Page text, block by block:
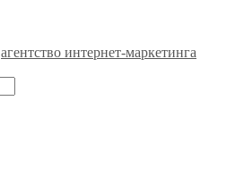
агентство интернет-маркетинга